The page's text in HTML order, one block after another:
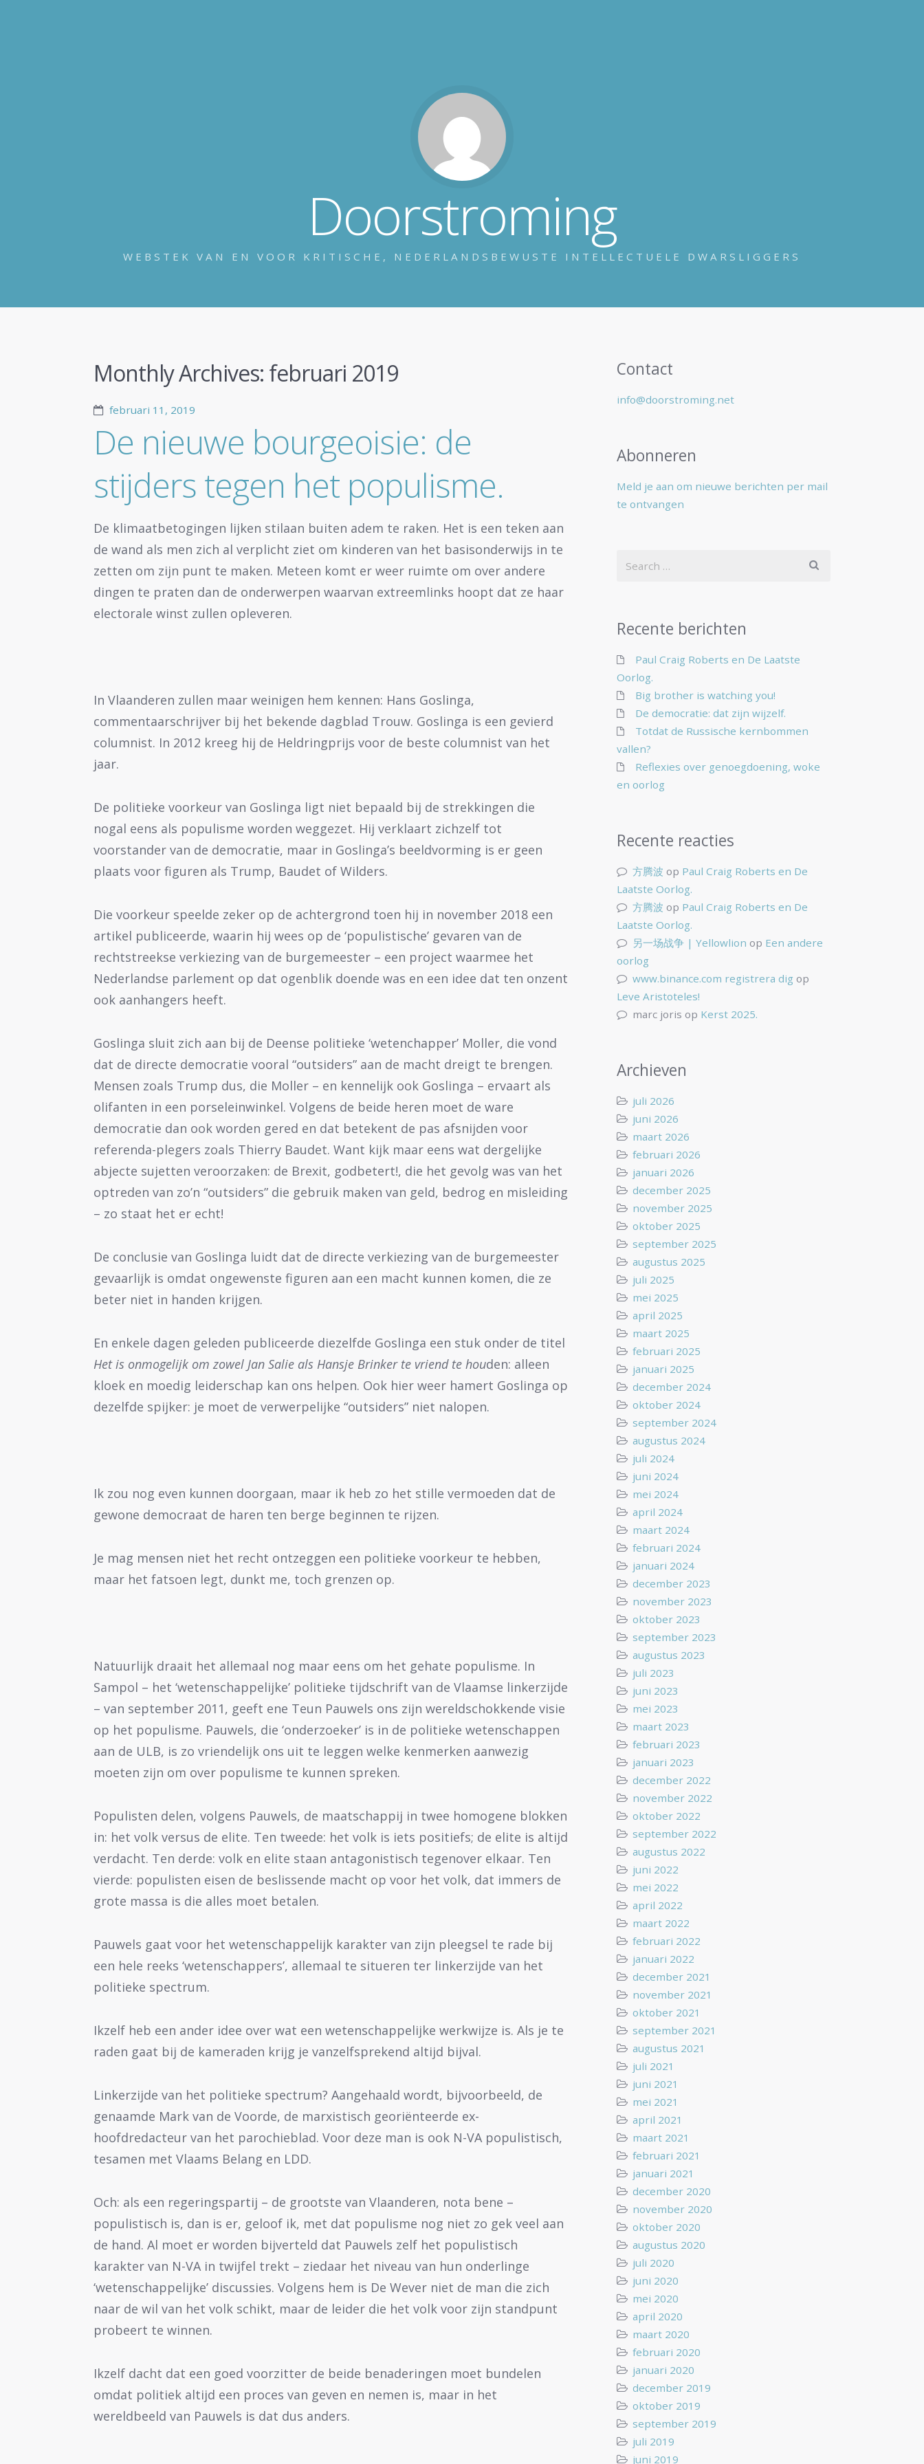
Doorstroming
WEBSTEK VAN EN VOOR KRITISCHE, NEDERLANDSBEWUSTE INTELLECTUELE DWARSLIGGERS
Monthly Archives: februari 2019
februari 11, 2019
De nieuwe bourgeoisie: de
stijders tegen het populisme.
De klimaatbetogingen lijken stilaan buiten adem te raken. Het is een teken aan
de wand als men zich al verplicht ziet om kinderen van het basisonderwijs in te
zetten om zijn punt te maken. Meteen komt er weer ruimte om over andere
dingen te praten dan de onderwerpen waarvan extreemlinks hoopt dat ze haar
electorale winst zullen opleveren.
In Vlaanderen zullen maar weinigen hem kennen: Hans Goslinga,
commentaarschrijver bij het bekende dagblad Trouw. Goslinga is een gevierd
columnist. In 2012 kreeg hij de Heldringprijs voor de beste columnist van het
jaar.
De politieke voorkeur van Goslinga ligt niet bepaald bij de strekkingen die
nogal eens als populisme worden weggezet. Hij verklaart zichzelf tot
voorstander van de democratie, maar in Goslinga’s beeldvorming is er geen
plaats voor figuren als Trump, Baudet of Wilders.
Die voorkeur speelde zeker op de achtergrond toen hij in november 2018 een
artikel publiceerde, waarin hij wees op de ‘populistische’ gevaren van de
rechtstreekse verkiezing van de burgemeester – een project waarmee het
Nederlandse parlement op dat ogenblik doende was en een idee dat ten onzent
ook aanhangers heeft.
Goslinga sluit zich aan bij de Deense politieke ‘wetenchapper’ Moller, die vond
dat de directe democratie vooral “outsiders” aan de macht dreigt te brengen.
Mensen zoals Trump dus, die Moller – en kennelijk ook Goslinga – ervaart als
olifanten in een porseleinwinkel. Volgens de beide heren moet de ware
democratie dan ook worden gered en dat betekent de pas afsnijden voor
referenda-plegers zoals Thierry Baudet. Want kijk maar eens wat dergelijke
abjecte sujetten veroorzaken: de Brexit, godbetert!, die het gevolg was van het
optreden van zo’n “outsiders” die gebruik maken van geld, bedrog en misleiding
– zo staat het er echt!
De conclusie van Goslinga luidt dat de directe verkiezing van de burgemeester
gevaarlijk is omdat ongewenste figuren aan een macht kunnen komen, die ze
beter niet in handen krijgen.
En enkele dagen geleden publiceerde diezelfde Goslinga een stuk onder de titel
Het is onmogelijk om zowel Jan Salie als Hansje Brinker te vriend te houden: alleen
kloek en moedig leiderschap kan ons helpen. Ook hier weer hamert Goslinga op
dezelfde spijker: je moet de verwerpelijke “outsiders” niet nalopen.
Ik zou nog even kunnen doorgaan, maar ik heb zo het stille vermoeden dat de
gewone democraat de haren ten berge beginnen te rijzen.
Je mag mensen niet het recht ontzeggen een politieke voorkeur te hebben,
maar het fatsoen legt, dunkt me, toch grenzen op.
Natuurlijk draait het allemaal nog maar eens om het gehate populisme. In
Sampol – het ‘wetenschappelijke’ politieke tijdschrift van de Vlaamse linkerzijde
– van september 2011, geeft ene Teun Pauwels ons zijn wereldschokkende visie
op het populisme. Pauwels, die ‘onderzoeker’ is in de politieke wetenschappen
aan de ULB, is zo vriendelijk ons uit te leggen welke kenmerken aanwezig
moeten zijn om over populisme te kunnen spreken.
Populisten delen, volgens Pauwels, de maatschappij in twee homogene blokken
in: het volk versus de elite. Ten tweede: het volk is iets positiefs; de elite is altijd
verdacht. Ten derde: volk en elite staan antagonistisch tegenover elkaar. Ten
vierde: populisten eisen de beslissende macht op voor het volk, dat immers de
grote massa is die alles moet betalen.
Pauwels gaat voor het wetenschappelijk karakter van zijn pleegsel te rade bij
een hele reeks ‘wetenschappers’, allemaal te situeren ter linkerzijde van het
politieke spectrum.
Ikzelf heb een ander idee over wat een wetenschappelijke werkwijze is. Als je te
raden gaat bij de kameraden krijg je vanzelfsprekend altijd bijval.
Linkerzijde van het politieke spectrum? Aangehaald wordt, bijvoorbeeld, de
genaamde Mark van de Voorde, de marxistisch georiënteerde ex-
hoofdredacteur van het parochieblad. Voor deze man is ook N-VA populistisch,
tesamen met Vlaams Belang en LDD.
Och: als een regeringspartij – de grootste van Vlaanderen, nota bene –
populistisch is, dan is er, geloof ik, met dat populisme nog niet zo gek veel aan
de hand. Al moet er worden bijverteld dat Pauwels zelf het populistisch
karakter van N-VA in twijfel trekt – ziedaar het niveau van hun onderlinge
‘wetenschappelijke’ discussies. Volgens hem is De Wever niet de man die zich
naar de wil van het volk schikt, maar de leider die het volk voor zijn standpunt
probeert te winnen.
Ikzelf dacht dat een goed voorzitter de beide benaderingen moet bundelen
omdat politiek altijd een proces van geven en nemen is, maar in het
wereldbeeld van Pauwels is dat dus anders.
Contact
info@doorstroming.net
Abonneren
Meld je aan om nieuwe berichten per mail
te ontvangen
Recente berichten
Paul Craig Roberts en De Laatste
Oorlog.
Big brother is watching you!
De democratie: dat zijn wijzelf.
Totdat de Russische kernbommen
vallen?
Reflexies over genoegdoening, woke
en oorlog
Recente reacties
方腾波 op Paul Craig Roberts en De
Laatste Oorlog.
方腾波 op Paul Craig Roberts en De
Laatste Oorlog.
另一场战争 | Yellowlion op Een andere
oorlog
www.binance.com registrera dig op
Leve Aristoteles!
marc joris op Kerst 2025.
Archieven
juli 2026
juni 2026
maart 2026
februari 2026
januari 2026
december 2025
november 2025
oktober 2025
september 2025
augustus 2025
juli 2025
mei 2025
april 2025
maart 2025
februari 2025
januari 2025
december 2024
oktober 2024
september 2024
augustus 2024
juli 2024
juni 2024
mei 2024
april 2024
maart 2024
februari 2024
januari 2024
december 2023
november 2023
oktober 2023
september 2023
augustus 2023
juli 2023
juni 2023
mei 2023
maart 2023
februari 2023
januari 2023
december 2022
november 2022
oktober 2022
september 2022
augustus 2022
juni 2022
mei 2022
april 2022
maart 2022
februari 2022
januari 2022
december 2021
november 2021
oktober 2021
september 2021
augustus 2021
juli 2021
juni 2021
mei 2021
april 2021
maart 2021
februari 2021
januari 2021
december 2020
november 2020
oktober 2020
augustus 2020
juli 2020
juni 2020
mei 2020
april 2020
maart 2020
februari 2020
januari 2020
december 2019
oktober 2019
september 2019
juli 2019
juni 2019